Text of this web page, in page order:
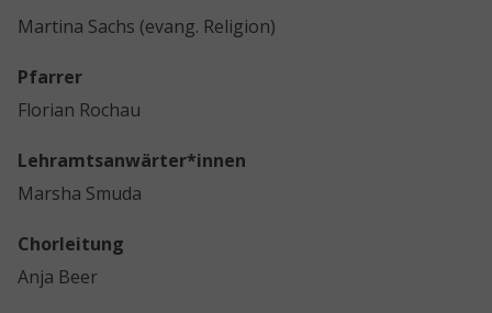
Martina Sachs (evang. Religion)
Pfarrer
Florian Rochau
Lehramtsanwärter*innen
Marsha Smuda
Chorleitung
Anja Beer